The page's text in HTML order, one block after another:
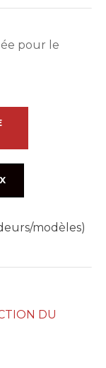
pour le
modèles)
DU